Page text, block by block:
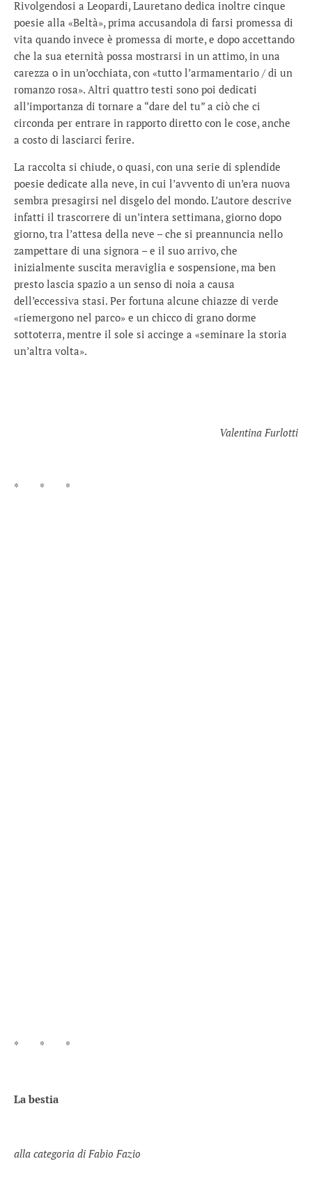
Rivolgendosi a Leopardi, Lauretano dedica inoltre cinque
poesie alla «Beltà», prima accusandola di farsi promessa di
vita quando invece è promessa di morte, e dopo accettando
che la sua eternità possa mostrarsi in un attimo, in una
carezza o in un’occhiata, con «tutto l’armamentario / di un
romanzo rosa». Altri quattro testi sono poi dedicati
all’importanza di tornare a “dare del tu” a ciò che ci
circonda per entrare in rapporto diretto con le cose, anche
a costo di lasciarci ferire.
La raccolta si chiude, o quasi, con una serie di splendide
poesie dedicate alla neve, in cui l’avvento di un’era nuova
sembra presagirsi nel disgelo del mondo. L’autore descrive
infatti il trascorrere di un’intera settimana, giorno dopo
giorno, tra l’attesa della neve – che si preannuncia nello
zampettare di una signora – e il suo arrivo, che
inizialmente suscita meraviglia e sospensione, ma ben
presto lascia spazio a un senso di noia a causa
dell’eccessiva stasi. Per fortuna alcune chiazze di verde
«riemergono nel parco» e un chicco di grano dorme
sottoterra, mentre il sole si accinge a «seminare la storia
un’altra volta».
Valentina Furlotti
* * *
* * *
La bestia
alla categoria di Fabio Fazio